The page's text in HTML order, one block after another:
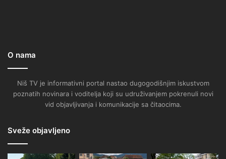
O nama
Niš TV je informativni portal nastao dugogodišnjim iskustvom
poznatih novinara i voditelja koji su udruživanjem pokrenuli novi
vid objavljivanja i komunikacije sa čitaocima.
Sveže objavljeno